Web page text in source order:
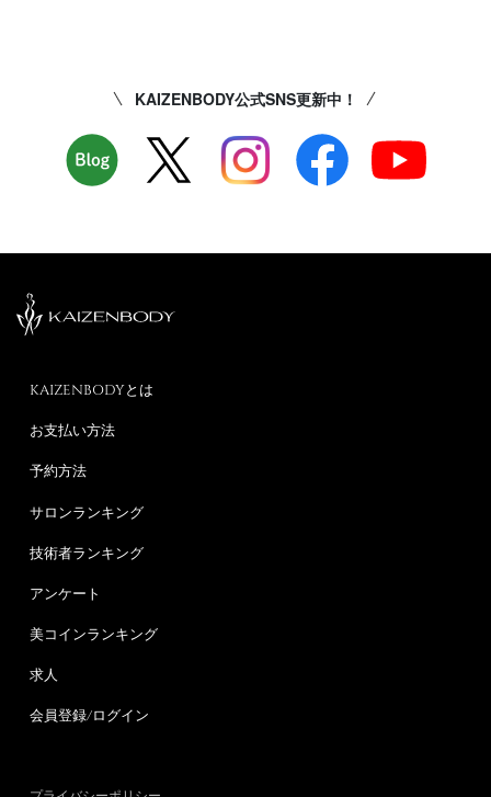
KAIZENBODY公式SNS更新中！
KAIZENBODYとは
お支払い方法
予約方法
サロンランキング
技術者ランキング
アンケート
美コインランキング
求人
会員登録/ログイン